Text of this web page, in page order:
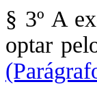
§ 3º A
optar